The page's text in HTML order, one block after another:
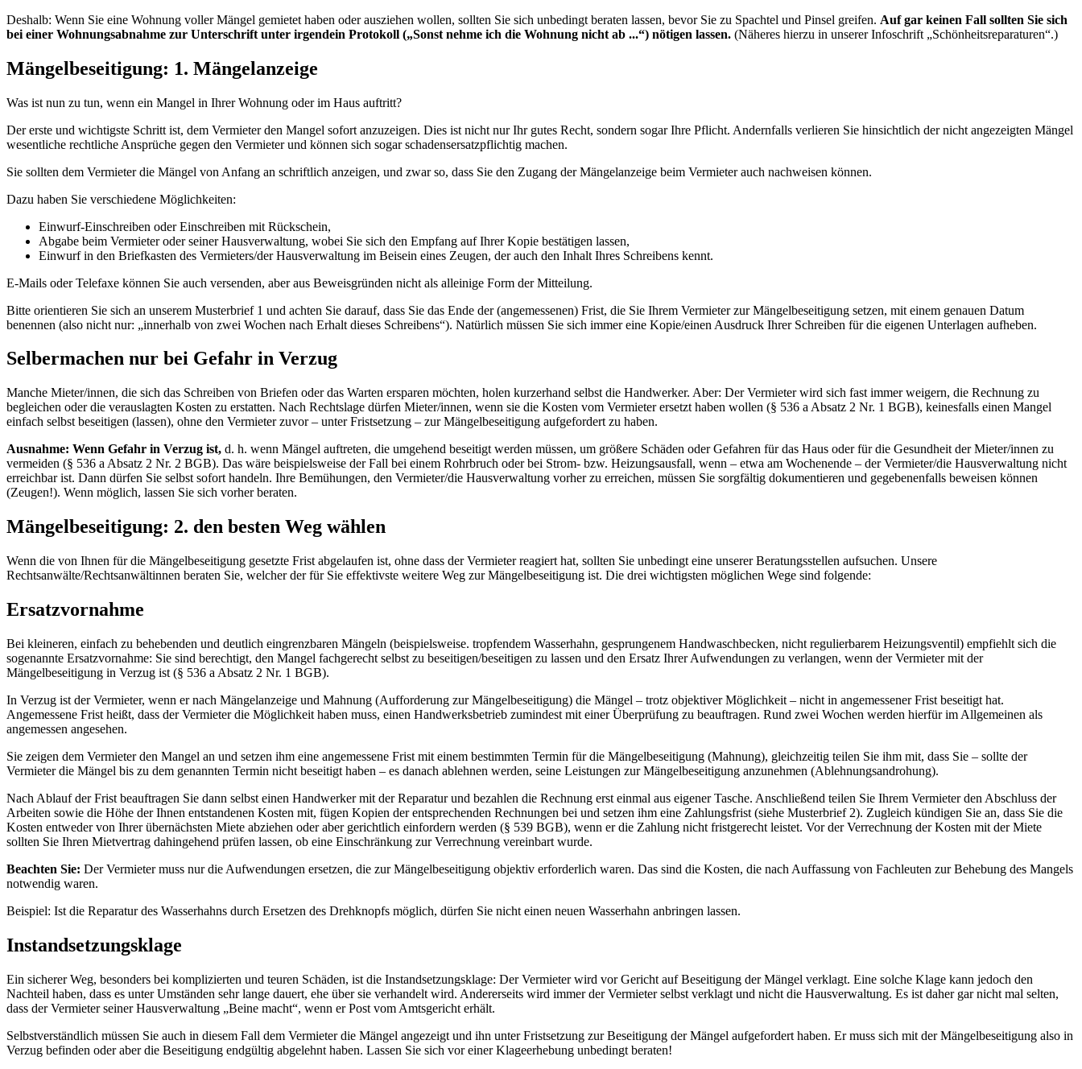
Deshalb: Wenn Sie eine Wohnung voller Mängel gemietet haben oder ausziehen wollen, sollten Sie sich unbedingt beraten lassen, bevor Sie zu Spachtel und Pinsel greifen. Auf gar keinen Fall sollten Sie sich
bei einer Wohnungsabnahme zur Unterschrift unter irgendein Protokoll („Sonst nehme ich die Wohnung nicht ab ...“) nötigen lassen. (Näheres hierzu in unserer Infoschrift „Schönheitsreparaturen“.)
Mängelbeseitigung: 1. Mängelanzeige
Was ist nun zu tun, wenn ein Mangel in Ihrer Wohnung oder im Haus auftritt?
Der erste und wichtigste Schritt ist, dem Vermieter den Mangel sofort anzuzeigen. Dies ist nicht nur Ihr gutes Recht, sondern sogar Ihre Pflicht. Andernfalls verlieren Sie hinsichtlich der nicht angezeigten Mängel
wesentliche rechtliche Ansprüche gegen den Vermieter und können sich sogar schadensersatzpflichtig machen.
Sie sollten dem Vermieter die Mängel von Anfang an schriftlich anzeigen, und zwar so, dass Sie den Zugang der Mängelanzeige beim Vermieter auch nachweisen können.
Dazu haben Sie verschiedene Möglichkeiten:
Einwurf-Einschreiben oder Einschreiben mit Rückschein,
Abgabe beim Vermieter oder seiner Hausverwaltung, wobei Sie sich den Empfang auf Ihrer Kopie bestätigen lassen,
Einwurf in den Briefkasten des Vermieters/der Hausverwaltung im Beisein eines Zeugen, der auch den Inhalt Ihres Schreibens kennt.
E-Mails oder Telefaxe können Sie auch versenden, aber aus Beweisgründen nicht als alleinige Form der Mitteilung.
Bitte orientieren Sie sich an unserem Musterbrief 1 und achten Sie darauf, dass Sie das Ende der (angemessenen) Frist, die Sie Ihrem Vermieter zur Mängelbeseitigung setzen, mit einem genauen Datum
benennen (also nicht nur: „innerhalb von zwei Wochen nach Erhalt dieses Schreibens“). Natürlich müssen Sie sich immer eine Kopie/einen Ausdruck Ihrer Schreiben für die eigenen Unterlagen aufheben.
Selbermachen nur bei Gefahr in Verzug
Manche Mieter/innen, die sich das Schreiben von Briefen oder das Warten ersparen möchten, holen kurzerhand selbst die Handwerker. Aber: Der Vermieter wird sich fast immer weigern, die Rechnung zu
begleichen oder die verauslagten Kosten zu erstatten. Nach Rechtslage dürfen Mieter/innen, wenn sie die Kosten vom Vermieter ersetzt haben wollen (§ 536 a Absatz 2 Nr. 1 BGB), keinesfalls einen Mangel
einfach selbst beseitigen (lassen), ohne den Vermieter zuvor – unter Fristsetzung – zur Mängelbeseitigung aufgefordert zu haben.
Ausnahme: Wenn Gefahr in Verzug ist, d. h. wenn Mängel auftreten, die umgehend beseitigt werden müssen, um größere Schäden oder Gefahren für das Haus oder für die Gesundheit der Mieter/innen zu
vermeiden (§ 536 a Absatz 2 Nr. 2 BGB). Das wäre beispielsweise der Fall bei einem Rohrbruch oder bei Strom- bzw. Heizungsausfall, wenn – etwa am Wochenende – der Vermieter/die Hausverwaltung nicht
erreichbar ist. Dann dürfen Sie selbst sofort handeln. Ihre Bemühungen, den Vermieter/die Hausverwaltung vorher zu erreichen, müssen Sie sorgfältig dokumentieren und gegebenenfalls beweisen können
(Zeugen!). Wenn möglich, lassen Sie sich vorher beraten.
Mängelbeseitigung: 2. den besten Weg wählen
Wenn die von Ihnen für die Mängelbeseitigung gesetzte Frist abgelaufen ist, ohne dass der Vermieter reagiert hat, sollten Sie unbedingt eine unserer Beratungsstellen aufsuchen. Unsere
Rechtsanwälte/Rechtsanwältinnen beraten Sie, welcher der für Sie effektivste weitere Weg zur Mängelbeseitigung ist. Die drei wichtigsten möglichen Wege sind folgende:
Ersatzvornahme
Bei kleineren, einfach zu behebenden und deutlich eingrenzbaren Mängeln (beispielsweise. tropfendem Wasserhahn, gesprungenem Handwaschbecken, nicht regulierbarem Heizungsventil) empfiehlt sich die
sogenannte Ersatzvornahme: Sie sind berechtigt, den Mangel fachgerecht selbst zu beseitigen/beseitigen zu lassen und den Ersatz Ihrer Aufwendungen zu verlangen, wenn der Vermieter mit der
Mängelbeseitigung in Verzug ist (§ 536 a Absatz 2 Nr. 1 BGB).
In Verzug ist der Vermieter, wenn er nach Mängelanzeige und Mahnung (Aufforderung zur Mängelbeseitigung) die Mängel – trotz objektiver Möglichkeit – nicht in angemessener Frist beseitigt hat.
Angemessene Frist heißt, dass der Vermieter die Möglichkeit haben muss, einen Handwerksbetrieb zumindest mit einer Überprüfung zu beauftragen. Rund zwei Wochen werden hierfür im Allgemeinen als
angemessen angesehen.
Sie zeigen dem Vermieter den Mangel an und setzen ihm eine angemessene Frist mit einem bestimmten Termin für die Mängelbeseitigung (Mahnung), gleichzeitig teilen Sie ihm mit, dass Sie – sollte der
Vermieter die Mängel bis zu dem genannten Termin nicht beseitigt haben – es danach ablehnen werden, seine Leistungen zur Mängelbeseitigung anzunehmen (Ablehnungsandrohung).
Nach Ablauf der Frist beauftragen Sie dann selbst einen Handwerker mit der Reparatur und bezahlen die Rechnung erst einmal aus eigener Tasche. Anschließend teilen Sie Ihrem Vermieter den Abschluss der
Arbeiten sowie die Höhe der Ihnen entstandenen Kosten mit, fügen Kopien der entsprechenden Rechnungen bei und setzen ihm eine Zahlungsfrist (siehe Musterbrief 2). Zugleich kündigen Sie an, dass Sie die
Kosten entweder von Ihrer übernächsten Miete abziehen oder aber gerichtlich einfordern werden (§ 539 BGB), wenn er die Zahlung nicht fristgerecht leistet. Vor der Verrechnung der Kosten mit der Miete
sollten Sie Ihren Mietvertrag dahingehend prüfen lassen, ob eine Einschränkung zur Verrechnung vereinbart wurde.
Beachten Sie: Der Vermieter muss nur die Aufwendungen ersetzen, die zur Mängelbeseitigung objektiv erforderlich waren. Das sind die Kosten, die nach Auffassung von Fachleuten zur Behebung des Mangels
notwendig waren.
Beispiel: Ist die Reparatur des Wasserhahns durch Ersetzen des Drehknopfs möglich, dürfen Sie nicht einen neuen Wasserhahn anbringen lassen.
Instandsetzungsklage
Ein sicherer Weg, besonders bei komplizierten und teuren Schäden, ist die Instandsetzungsklage: Der Vermieter wird vor Gericht auf Beseitigung der Mängel verklagt. Eine solche Klage kann jedoch den
Nachteil haben, dass es unter Umständen sehr lange dauert, ehe über sie verhandelt wird. Andererseits wird immer der Vermieter selbst verklagt und nicht die Hausverwaltung. Es ist daher gar nicht mal selten,
dass der Vermieter seiner Hausverwaltung „Beine macht“, wenn er Post vom Amtsgericht erhält.
Selbstverständlich müssen Sie auch in diesem Fall dem Vermieter die Mängel angezeigt und ihn unter Fristsetzung zur Beseitigung der Mängel aufgefordert haben. Er muss sich mit der Mängelbeseitigung also in
Verzug befinden oder aber die Beseitigung endgültig abgelehnt haben. Lassen Sie sich vor einer Klageerhebung unbedingt beraten!